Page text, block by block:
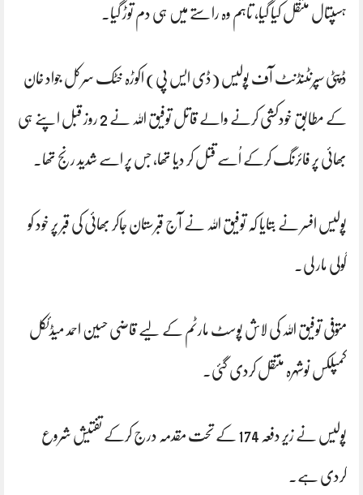
ہسپتال منتقل کیا گیا، تاہم وہ راستے میں ہی دم توڑ گیا۔
ڈپٹی سپرنٹنڈنٹ آف پولیس (ڈی ایس پی) اکوڑہ خٹک سرکل جواد خان
کے مطابق خودکشی کرنے والے قاتل توفیق اللہ نے 2 روز قبل اپنے ہی
بھائی پر فائرنگ کرکے اُسے قتل کر دیا تھا، جس پر اسے شدید رنج تھا۔
پولیس افسر نے بتایا کہ توفیق اللہ نے آج قبرستان جاکر بھائی کی قبر پر خود کو
گولی مار لی۔
متوفی توفیق اللہ کی لاش پوسٹ مارٹم کے لیے قاضی حسین احمد میڈئکل
کمپلکس نوشہرہ منتقل کردی گئی۔
پولیس نے زیر دفعہ 174 کے تحت مقدمہ درج کرکے تفتیش شروع
کردی ہے۔